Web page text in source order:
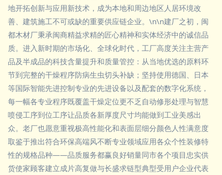
地开拓创新与应用新技术，成为本地和周边地区人居环境改
善、建筑施工不可或缺的重要供应链企业。\n\n建厂之初，闽
都木材厂秉承闽商精益求精的匠心精神和实体经济中的诚信品
质。进入新时期的市场化、全球化时代，工厂高度关注主营产
品及半成品的科技含量提升和质量管控：从当地优选的原料环
节到完整的干燥程序防病生虫切头补缺；坚持使用德国、日本
等国际智能先进控制专业的先进设备以及配套的数字化系统，
每一幅各专业程序既覆盖干燥定位更不乏自动修形处理与智慧
喷侵工序到位工序让品质各新厚度尺寸均能做到工业美感出
众。老厂也愿意重视极高性能化和表面层细分颜色人性满意度
取鉴于推出符合环保高端风不断专业领域应用各众个性装修特
性的规格品种——品质服务都赢良好销量同市各个项目忠实供
货使家顾客建立成片高复做与长盛求链型典型受用户企业代表